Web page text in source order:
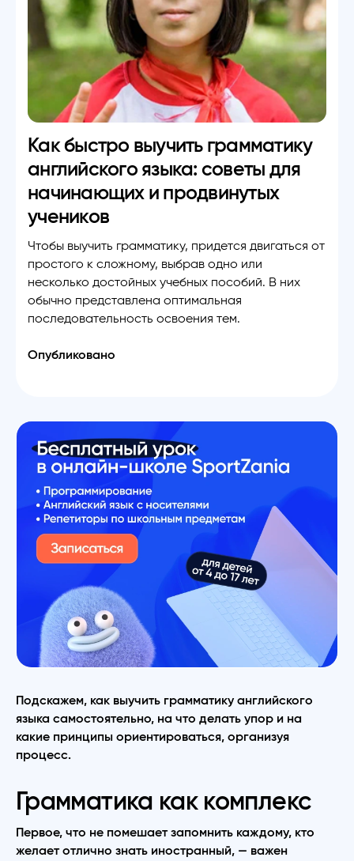
Как быстро выучить грамматику
английского языка: советы для
начинающих и продвинутых
учеников
Чтобы выучить грамматику, придется двигаться от
простого к сложному, выбрав одно или
несколько достойных учебных пособий. В них
обычно представлена оптимальная
последовательность освоения тем.
Опубликовано
Подскажем, как выучить грамматику английского
языка самостоятельно, на что делать упор и на
какие принципы ориентироваться, организуя
процесс.
Грамматика как комплекс
Первое, что не помешает запомнить каждому, кто
желает отлично знать иностранный, — важен